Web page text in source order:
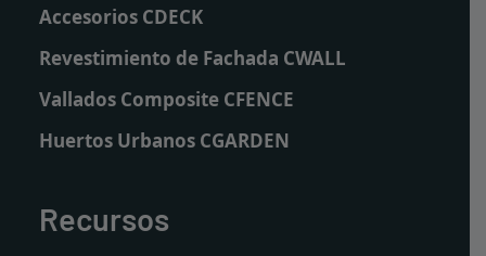
Accesorios CDECK
Revestimiento de Fachada CWALL
Vallados Composite CFENCE
Huertos Urbanos CGARDEN
Recursos